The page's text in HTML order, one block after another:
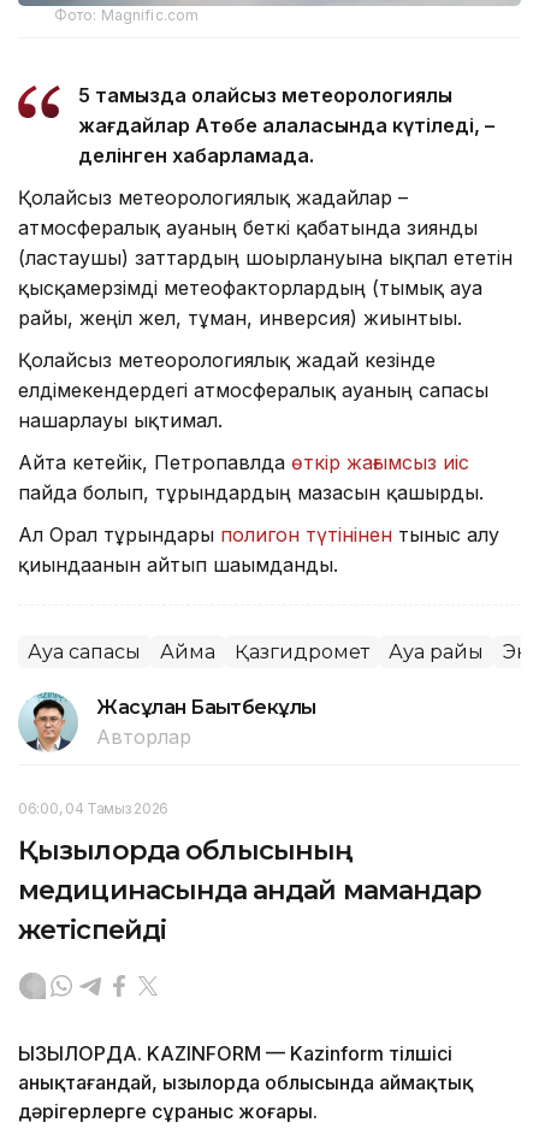
Фото: Magnific.com
5 тамызда қолайсыз метеорологиялық
жағдайлар Ақтөбе қалаласында күтіледі, –
делінген хабарламада.
Қолайсыз метеорологиялық жағдайлар –
атмосфералық ауаның беткі қабатында зиянды
(ластаушы) заттардың шоғырлануына ықпал ететін
қысқамерзімді метеофакторлардың (тымық ауа
райы, жеңіл жел, тұман, инверсия) жиынтығы.
Қолайсыз метеорологиялық жағдай кезінде
елдімекендердегі атмосфералық ауаның сапасы
нашарлауы ықтимал.
Айта кетейік, Петропавлда өткір жағымсыз иіс
пайда болып, тұрғындардың мазасын қашырды.
Ал Орал тұрғындары полигон түтінінен тыныс алу
қиындағанын айтып шағымданды.
Ауа сапасы Аймақ Қазгидромет Ауа райы
Жасұлан Бақытбекұлы
Авторлар
06:00, 04 Тамыз 2026
Қызылорда облысының
медицинасында қандай мамандар
жетіспейді
ҚЫЗЫЛОРДА. KAZINFORM — Kazinform тілшісі
анықтағандай, Қызылорда облысында аймақтық
дәрігерлерге сұраныс жоғары.